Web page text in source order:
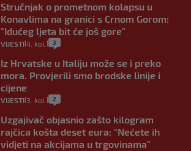
Stručnjak o prometnom kolapsu u
Konavlima na granici s Crnom Gorom:
"Idućeg ljeta bit će još gore"
VIJESTI 4. kol. 3
Iz Hrvatske u Italiju može se i preko
mora. Provjerili smo brodske linije i
cijene
VIJESTI 3. kol. 2
Uzgajivač objasnio zašto kilogram
rajčica košta deset eura: "Nećete ih
vidjeti na akcijama u trgovinama"